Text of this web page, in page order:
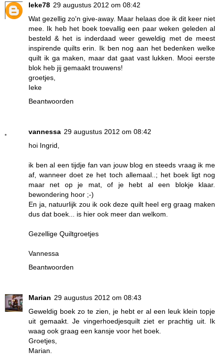
Ieke78 29 augustus 2012 om 08:42
Wat gezellig zo'n give-away. Maar helaas doe ik dit keer niet
mee. Ik heb het boek toevallig een paar weken geleden al
besteld & het is inderdaad weer geweldig met de meest
inspirende quilts erin. Ik ben nog aan het bedenken welke
quilt ik ga maken, maar dat gaat vast lukken. Mooi eerste
blok heb jij gemaakt trouwens!
groetjes,
Ieke
Beantwoorden
vannessa 29 augustus 2012 om 08:42
hoi Ingrid,
ik ben al een tijdje fan van jouw blog en steeds vraag ik me
af, wanneer doet ze het toch allemaal..; het boek ligt nog
maar net op je mat, of je hebt al een blokje klaar.
bewondering hoor ;-)
En ja, natuurlijk zou ik ook deze quilt heel erg graag maken
dus dat boek... is hier ook meer dan welkom.
Gezellige Quiltgroetjes
Vannessa
Beantwoorden
Marian 29 augustus 2012 om 08:43
Geweldig boek zo te zien, je hebt er al een leuk klein topje
uit gemaakt. Je vingerhoedjesquilt ziet er prachtig uit. Ik
waag ook graag een kansje voor het boek.
Groetjes,
Marian.